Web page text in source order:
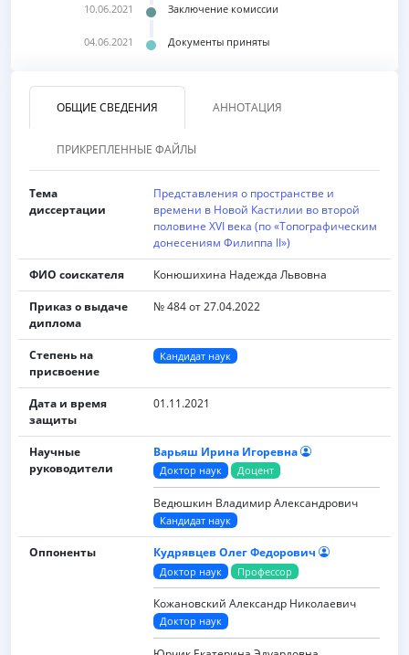
10.06.2021 Заключение комиссии
04.06.2021 Документы приняты
ОБЩИЕ СВЕДЕНИЯ АННОТАЦИЯ
ПРИКРЕПЛЕННЫЕ ФАЙЛЫ
Тема
диссертации
Представления о пространстве и
времени в Новой Кастилии во второй
половине XVI века (по «Топографическим
донесениям Филиппа II»)
ФИО соискателя Конюшихина Надежда Львовна
Приказ о выдаче
диплома
№ 484 от 27.04.2022
Степень на
присвоение
Кандидат наук
Дата и время
защиты
01.11.2021
Научные
руководители
Варьяш Ирина Игоревна
Доктор наук Доцент
Ведюшкин Владимир Александрович
Кандидат наук
Оппоненты Кудрявцев Олег Федорович
Доктор наук Профессор
Кожановский Александр Николаевич
Доктор наук